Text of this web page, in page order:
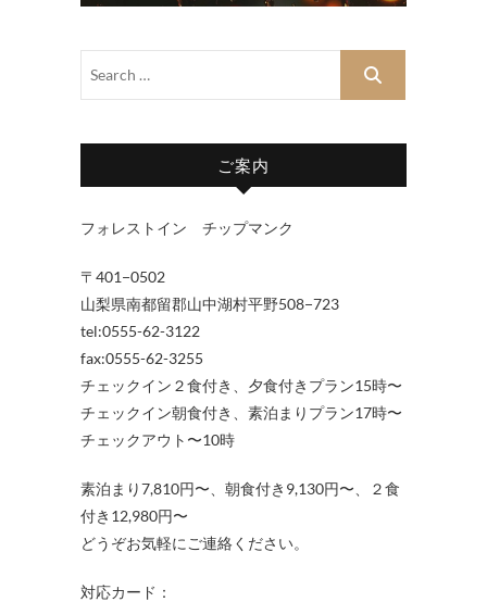
ご案内
フォレストイン チップマンク
〒401−0502
山梨県南都留郡山中湖村平野508−723
tel:0555-62-3122
fax:0555-62-3255
チェックイン２食付き、夕食付きプラン15時〜
チェックイン朝食付き、素泊まりプラン17時〜
チェックアウト〜10時
素泊まり7,810円〜、朝食付き9,130円〜、２食
付き12,980円〜
どうぞお気軽にご連絡ください。
対応カード：